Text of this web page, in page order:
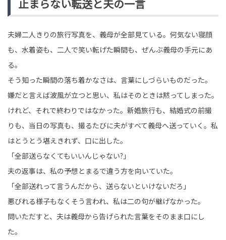
止まらない転送と夫の一言
夫婦二人きりの旅行写真を、義母が全部見ている。何気ない寝顔
も、水着姿も、二人で笑い転げた瞬間も、ぜんぶ義母の手元にあ
る。
そう知った瞬間の落ち着かなさは、言葉にしづらいものだった。
嫌だと言えば波風が立つと思い、私はそのときは黙ってしまった。
けれど、それで終わりではなかった。新婚旅行も、結婚式の前撮
りも、当日の写真も、撮るたびに夫がすべて義母へ送っていく。私
はとうとう堪えきれず、口に出した。
「全部送らなくてもいいんじゃない?」
夫の返事は、私の予想とまるで違う方を向いていた。
「全部送れって言うんだから、送らないといけないだろ」
悪びれる様子もなくそう言われ、私は二の句が継げなかった。
問いただすと、夫は義母から告げられた言葉をそのまま口にし
た。